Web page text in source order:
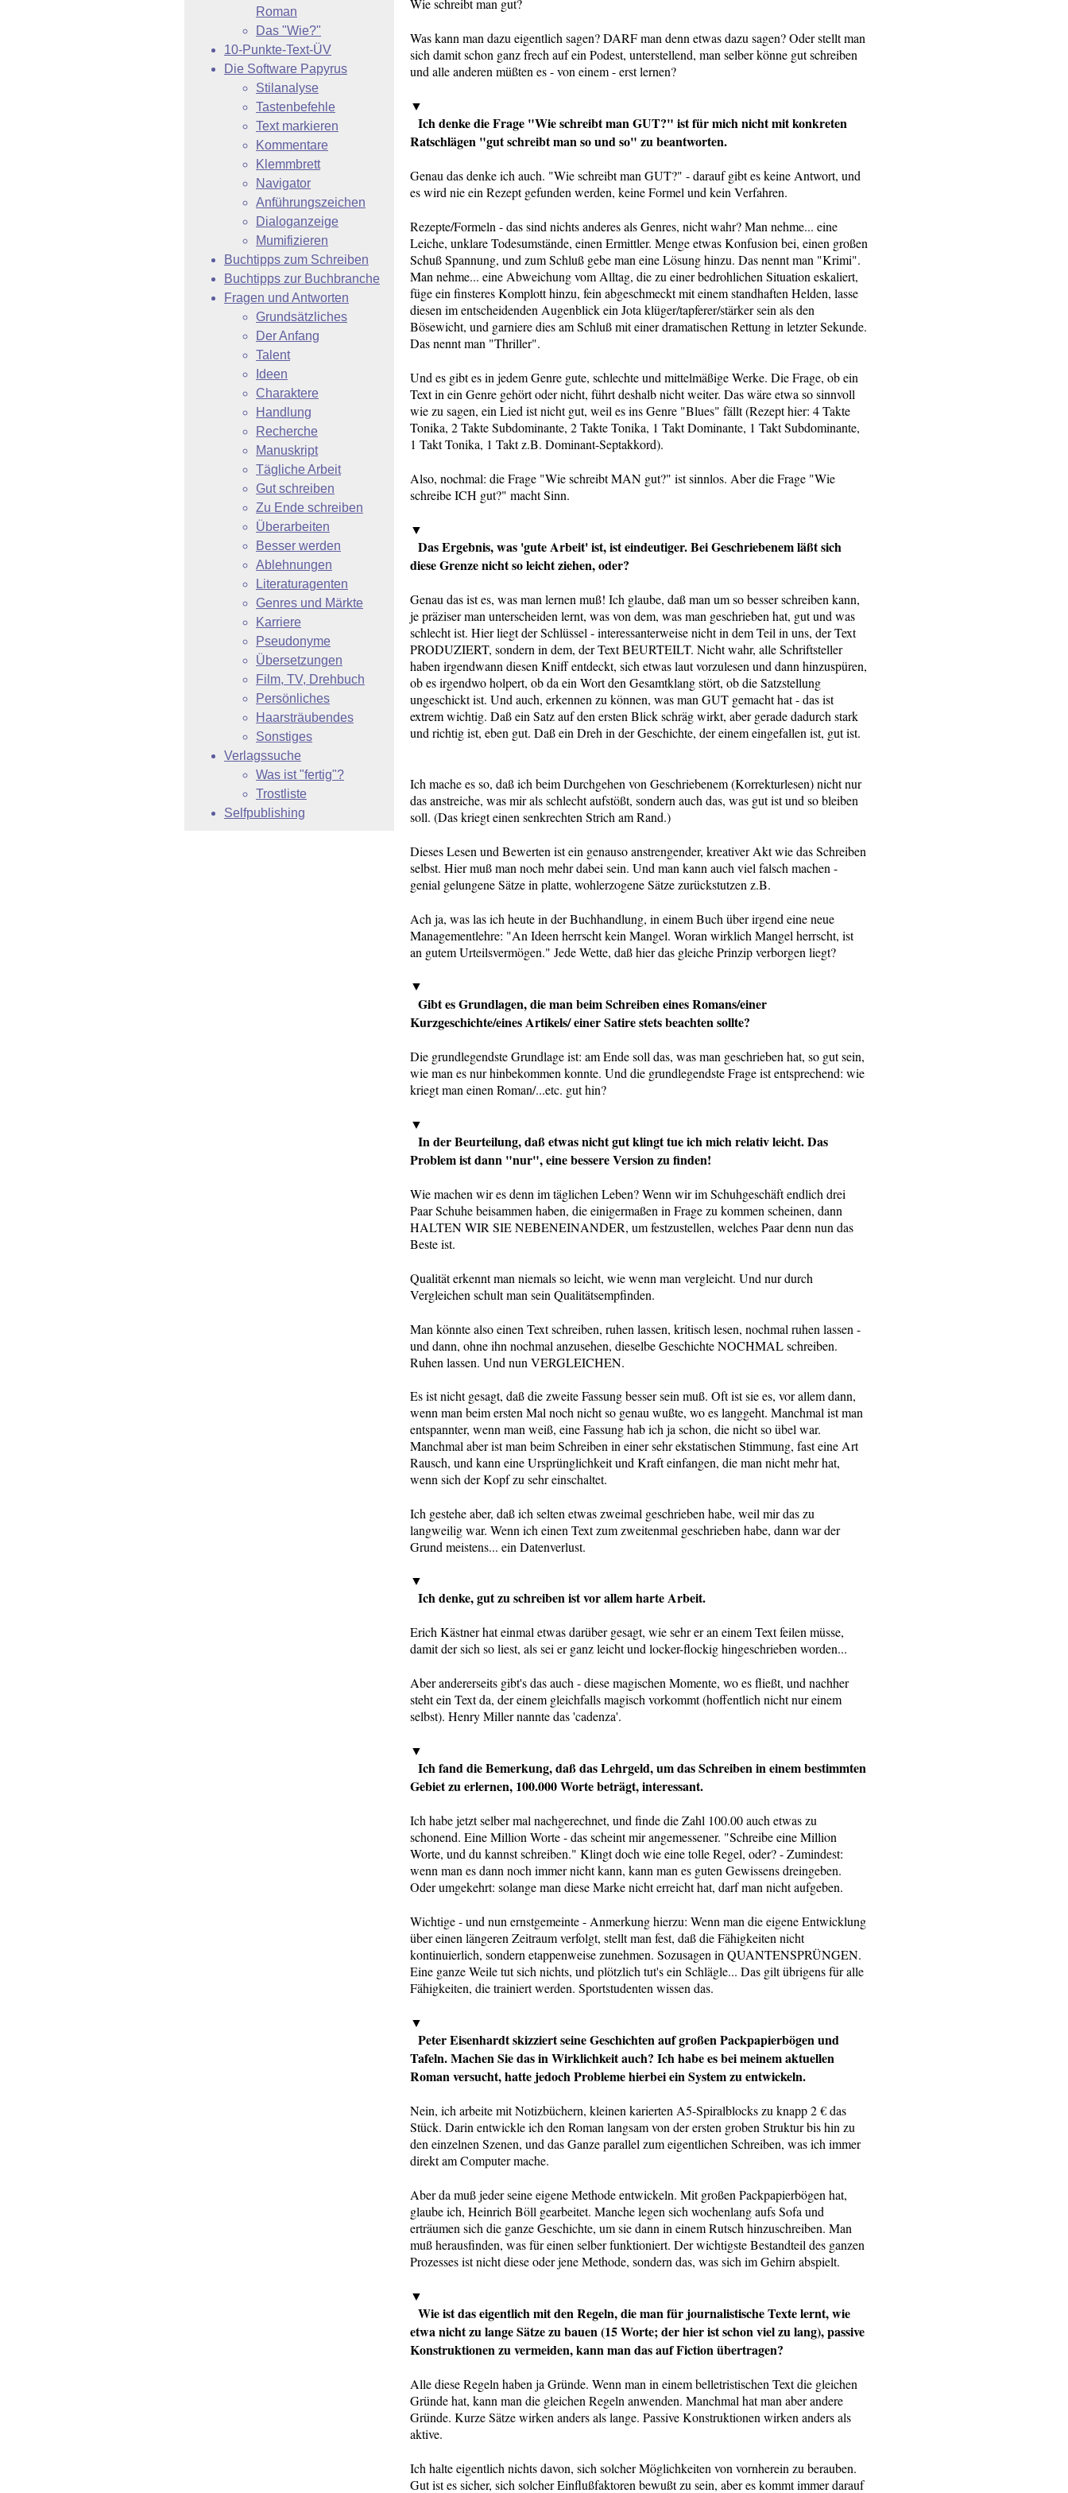
Roman
Das "Wie?"
10-Punkte-Text-ÜV
Die Software Papyrus
Stilanalyse
Tastenbefehle
Text markieren
Kommentare
Klemmbrett
Navigator
Anführungszeichen
Dialoganzeige
Mumifizieren
Buchtipps zum Schreiben
Buchtipps zur Buchbranche
Fragen und Antworten
Grundsätzliches
Der Anfang
Talent
Ideen
Charaktere
Handlung
Recherche
Manuskript
Tägliche Arbeit
Gut schreiben
Zu Ende schreiben
Überarbeiten
Besser werden
Ablehnungen
Literaturagenten
Genres und Märkte
Karriere
Pseudonyme
Übersetzungen
Film, TV, Drehbuch
Persönliches
Haarsträubendes
Sonstiges
Verlagssuche
Was ist "fertig"?
Trostliste
Selfpublishing
Wie schreibt man gut?
Was kann man dazu eigentlich sagen? DARF man denn etwas dazu sagen? Oder stellt man
sich damit schon ganz frech auf ein Podest, unterstellend, man selber könne gut schreiben
und alle anderen müßten es - von einem - erst lernen?
▼
Ich denke die Frage "Wie schreibt man GUT?" ist für mich nicht mit konkreten
Ratschlägen "gut schreibt man so und so" zu beantworten.
Genau das denke ich auch. "Wie schreibt man GUT?" - darauf gibt es keine Antwort, und
es wird nie ein Rezept gefunden werden, keine Formel und kein Verfahren.
Rezepte/Formeln - das sind nichts anderes als Genres, nicht wahr? Man nehme... eine
Leiche, unklare Todesumstände, einen Ermittler. Menge etwas Konfusion bei, einen großen
Schuß Spannung, und zum Schluß gebe man eine Lösung hinzu. Das nennt man "Krimi".
Man nehme... eine Abweichung vom Alltag, die zu einer bedrohlichen Situation eskaliert,
füge ein finsteres Komplott hinzu, fein abgeschmeckt mit einem standhaften Helden, lasse
diesen im entscheidenden Augenblick ein Jota klüger/tapferer/stärker sein als den
Bösewicht, und garniere dies am Schluß mit einer dramatischen Rettung in letzter Sekunde.
Das nennt man "Thriller".
Und es gibt es in jedem Genre gute, schlechte und mittelmäßige Werke. Die Frage, ob ein
Text in ein Genre gehört oder nicht, führt deshalb nicht weiter. Das wäre etwa so sinnvoll
wie zu sagen, ein Lied ist nicht gut, weil es ins Genre "Blues" fällt (Rezept hier: 4 Takte
Tonika, 2 Takte Subdominante, 2 Takte Tonika, 1 Takt Dominante, 1 Takt Subdominante,
1 Takt Tonika, 1 Takt z.B. Dominant-Septakkord).
Also, nochmal: die Frage "Wie schreibt MAN gut?" ist sinnlos. Aber die Frage "Wie
schreibe ICH gut?" macht Sinn.
▼
Das Ergebnis, was 'gute Arbeit' ist, ist eindeutiger. Bei Geschriebenem läßt sich
diese Grenze nicht so leicht ziehen, oder?
Genau das ist es, was man lernen muß! Ich glaube, daß man um so besser schreiben kann,
je präziser man unterscheiden lernt, was von dem, was man geschrieben hat, gut und was
schlecht ist. Hier liegt der Schlüssel - interessanterweise nicht in dem Teil in uns, der Text
PRODUZIERT, sondern in dem, der Text BEURTEILT. Nicht wahr, alle Schriftsteller
haben irgendwann diesen Kniff entdeckt, sich etwas laut vorzulesen und dann hinzuspüren,
ob es irgendwo holpert, ob da ein Wort den Gesamtklang stört, ob die Satzstellung
ungeschickt ist. Und auch, erkennen zu können, was man GUT gemacht hat - das ist
extrem wichtig. Daß ein Satz auf den ersten Blick schräg wirkt, aber gerade dadurch stark
und richtig ist, eben gut. Daß ein Dreh in der Geschichte, der einem eingefallen ist, gut ist.
Ich mache es so, daß ich beim Durchgehen von Geschriebenem (Korrekturlesen) nicht nur
das anstreiche, was mir als schlecht aufstößt, sondern auch das, was gut ist und so bleiben
soll. (Das kriegt einen senkrechten Strich am Rand.)
Dieses Lesen und Bewerten ist ein genauso anstrengender, kreativer Akt wie das Schreiben
selbst. Hier muß man noch mehr dabei sein. Und man kann auch viel falsch machen -
genial gelungene Sätze in platte, wohlerzogene Sätze zurückstutzen z.B.
Ach ja, was las ich heute in der Buchhandlung, in einem Buch über irgend eine neue
Managementlehre: "An Ideen herrscht kein Mangel. Woran wirklich Mangel herrscht, ist
an gutem Urteilsvermögen." Jede Wette, daß hier das gleiche Prinzip verborgen liegt?
▼
Gibt es Grundlagen, die man beim Schreiben eines Romans/einer
Kurzgeschichte/eines Artikels/ einer Satire stets beachten sollte?
Die grundlegendste Grundlage ist: am Ende soll das, was man geschrieben hat, so gut sein,
wie man es nur hinbekommen konnte. Und die grundlegendste Frage ist entsprechend: wie
kriegt man einen Roman/...etc. gut hin?
▼
In der Beurteilung, daß etwas nicht gut klingt tue ich mich relativ leicht. Das
Problem ist dann "nur", eine bessere Version zu finden!
Wie machen wir es denn im täglichen Leben? Wenn wir im Schuhgeschäft endlich drei
Paar Schuhe beisammen haben, die einigermaßen in Frage zu kommen scheinen, dann
HALTEN WIR SIE NEBENEINANDER, um festzustellen, welches Paar denn nun das
Beste ist.
Qualität erkennt man niemals so leicht, wie wenn man vergleicht. Und nur durch
Vergleichen schult man sein Qualitätsempfinden.
Man könnte also einen Text schreiben, ruhen lassen, kritisch lesen, nochmal ruhen lassen -
und dann, ohne ihn nochmal anzusehen, dieselbe Geschichte NOCHMAL schreiben.
Ruhen lassen. Und nun VERGLEICHEN.
Es ist nicht gesagt, daß die zweite Fassung besser sein muß. Oft ist sie es, vor allem dann,
wenn man beim ersten Mal noch nicht so genau wußte, wo es langgeht. Manchmal ist man
entspannter, wenn man weiß, eine Fassung hab ich ja schon, die nicht so übel war.
Manchmal aber ist man beim Schreiben in einer sehr ekstatischen Stimmung, fast eine Art
Rausch, und kann eine Ursprünglichkeit und Kraft einfangen, die man nicht mehr hat,
wenn sich der Kopf zu sehr einschaltet.
Ich gestehe aber, daß ich selten etwas zweimal geschrieben habe, weil mir das zu
langweilig war. Wenn ich einen Text zum zweitenmal geschrieben habe, dann war der
Grund meistens... ein Datenverlust.
▼
Ich denke, gut zu schreiben ist vor allem harte Arbeit.
Erich Kästner hat einmal etwas darüber gesagt, wie sehr er an einem Text feilen müsse,
damit der sich so liest, als sei er ganz leicht und locker-flockig hingeschrieben worden...
Aber andererseits gibt's das auch - diese magischen Momente, wo es fließt, und nachher
steht ein Text da, der einem gleichfalls magisch vorkommt (hoffentlich nicht nur einem
selbst). Henry Miller nannte das 'cadenza'.
▼
Ich fand die Bemerkung, daß das Lehrgeld, um das Schreiben in einem bestimmten
Gebiet zu erlernen, 100.000 Worte beträgt, interessant.
Ich habe jetzt selber mal nachgerechnet, und finde die Zahl 100.00 auch etwas zu
schonend. Eine Million Worte - das scheint mir angemessener. "Schreibe eine Million
Worte, und du kannst schreiben." Klingt doch wie eine tolle Regel, oder? - Zumindest:
wenn man es dann noch immer nicht kann, kann man es guten Gewissens dreingeben.
Oder umgekehrt: solange man diese Marke nicht erreicht hat, darf man nicht aufgeben.
Wichtige - und nun ernstgemeinte - Anmerkung hierzu: Wenn man die eigene Entwicklung
über einen längeren Zeitraum verfolgt, stellt man fest, daß die Fähigkeiten nicht
kontinuierlich, sondern etappenweise zunehmen. Sozusagen in QUANTENSPRÜNGEN.
Eine ganze Weile tut sich nichts, und plötzlich tut's ein Schlägle... Das gilt übrigens für alle
Fähigkeiten, die trainiert werden. Sportstudenten wissen das.
▼
Peter Eisenhardt skizziert seine Geschichten auf großen Packpapierbögen und
Tafeln. Machen Sie das in Wirklichkeit auch? Ich habe es bei meinem aktuellen
Roman versucht, hatte jedoch Probleme hierbei ein System zu entwickeln.
Nein, ich arbeite mit Notizbüchern, kleinen karierten A5-Spiralblocks zu knapp 2 € das
Stück. Darin entwickle ich den Roman langsam von der ersten groben Struktur bis hin zu
den einzelnen Szenen, und das Ganze parallel zum eigentlichen Schreiben, was ich immer
direkt am Computer mache.
Aber da muß jeder seine eigene Methode entwickeln. Mit großen Packpapierbögen hat,
glaube ich, Heinrich Böll gearbeitet. Manche legen sich wochenlang aufs Sofa und
erträumen sich die ganze Geschichte, um sie dann in einem Rutsch hinzuschreiben. Man
muß herausfinden, was für einen selber funktioniert. Der wichtigste Bestandteil des ganzen
Prozesses ist nicht diese oder jene Methode, sondern das, was sich im Gehirn abspielt.
▼
Wie ist das eigentlich mit den Regeln, die man für journalistische Texte lernt, wie
etwa nicht zu lange Sätze zu bauen (15 Worte; der hier ist schon viel zu lang), passive
Konstruktionen zu vermeiden, kann man das auf Fiction übertragen?
Alle diese Regeln haben ja Gründe. Wenn man in einem belletristischen Text die gleichen
Gründe hat, kann man die gleichen Regeln anwenden. Manchmal hat man aber andere
Gründe. Kurze Sätze wirken anders als lange. Passive Konstruktionen wirken anders als
aktive.
Ich halte eigentlich nichts davon, sich solcher Möglichkeiten von vornherein zu berauben.
Gut ist es sicher, sich solcher Einflußfaktoren bewußt zu sein, aber es kommt immer darauf